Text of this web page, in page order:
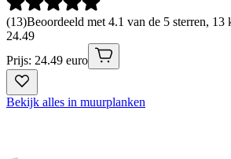
(13)Beoordeeld met 4.1 van de 5 sterren, 13
24.49
Prijs: 24.49 euro
Bekijk alles in muurplanken